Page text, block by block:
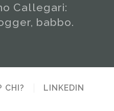
Callegari:
babbo.
CHI? LINKEDIN